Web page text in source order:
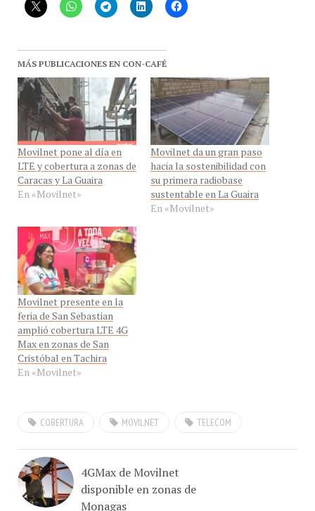
MÁS PUBLICACIONES EN CON-CAFÉ
Movilnet pone al día en
LTE y cobertura a zonas de
Caracas y La Guaira
En «Movilnet»
Movilnet da un gran paso
hacia la sostenibilidad con
su primera radiobase
sustentable en La Guaira
En «Movilnet»
Movilnet presente en la
feria de San Sebastian
amplió cobertura LTE 4G
Max en zonas de San
Cristóbal en Tachira
En «Movilnet»
disponible en zonas de
Monagas